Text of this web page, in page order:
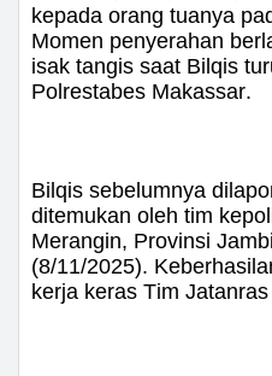
kepada orang tuanya
Momen penyerahan
isak tangis saat Bilqis
Polrestabes Makassar.
Bilqis sebelumnya
ditemukan oleh tim
Merangin, Provinsi
(8/11/2025).
kerja keras Tim